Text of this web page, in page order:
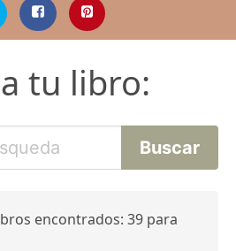
tu libro:
encontrados: 39 para